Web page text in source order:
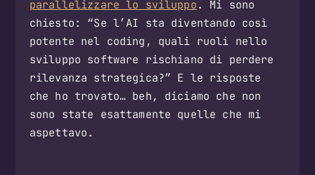
parallelizzare lo sviluppo. Mi sono
chiesto: “Se l’AI sta diventando così
potente nel coding, quali ruoli nello
sviluppo software rischiano di perdere
rilevanza strategica?” E le risposte
che ho trovato… beh, diciamo che non
sono state esattamente quelle che mi
aspettavo.